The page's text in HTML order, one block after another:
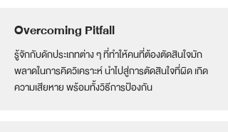
Overcoming Pitfall
รู้จักกับดักประเภทต่าง ๆ ที่ทำให้คนที่ต้องตัดสินใจมัก
พลาดในการคิดวิเคราะห์ นำไปสู่การตัดสินใจที่ผิด เกิด
ความเสียหาย พร้อมทั้งวิธีการป้องกัน